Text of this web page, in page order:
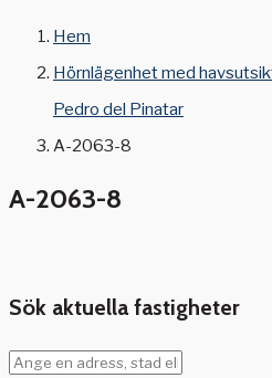
Hem
Hörnlägenhet med
Pedro del Pinatar
A-2063-8
A-2063-8
Sök aktuella fastigheter